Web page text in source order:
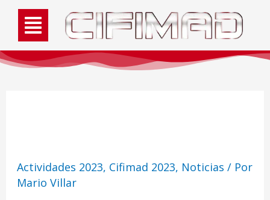
Actividades 2023, Cifimad 2023, Noticias / Por
Mario Villar